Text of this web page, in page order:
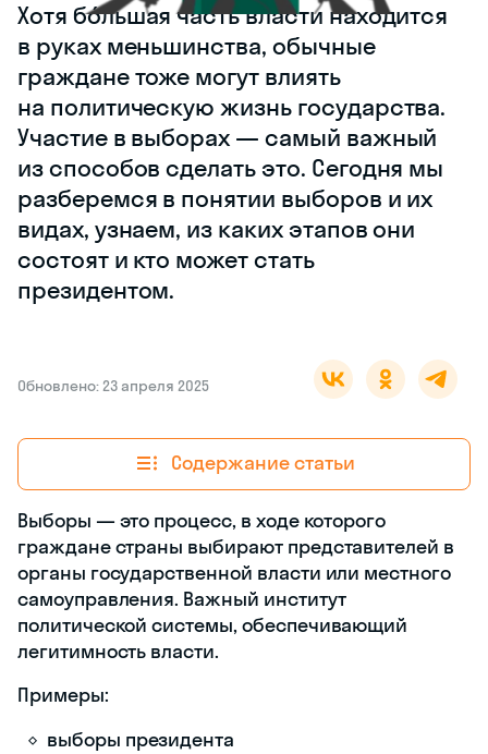
Хотя бóльшая часть власти
находится в руках меньшинства,
обычные граждане тоже могут
влиять на политическую жизнь
государства. Участие
в выборах — самый важный
из способов сделать это.
Сегодня мы разберемся
в понятии выборов и их видах,
узнаем, из каких этапов они
Обновлено: 23 апреля 2025
Содержание статьи
Выборы — это процесс, в ходе которого
граждане страны выбирают
представителей в органы
государственной власти или местного
самоуправления. Важный институт
политической системы,
обеспечивающий легитимность власти.